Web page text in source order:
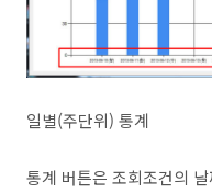
일별(주단위) 통계
통계 버튼은 조회조건의